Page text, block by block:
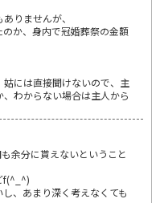
りませんが、
か、身内で冠婚葬祭の金額
には直接聞けないので、主
わからない場合は主人から
余分に貰えないということ
f(^_^)
、あまり深く考えなくても